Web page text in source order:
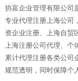
协富企业管理有限公司
专业代理注册上海公司
资企业注册、上海自贸
上海注册公司代理、
累计代理注册各类公司
规范透明，同时保障个